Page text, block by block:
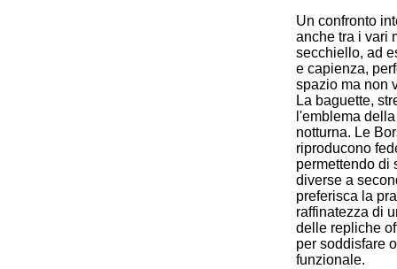
Un confronto
anche tra i vari
secchiello, ad
e capienza,
spazio ma non
La baguette,
l'emblema
notturna. Le
riproducono
permettendo di
diverse a
preferisca la
raffinatezza di
delle repliche
per soddisfare
funzionale.